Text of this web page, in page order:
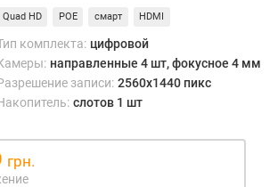
Quad HD POE смарт HDMI
комплекта: цифровой
направленные 4 шт, фокусное 4 мм
записи: 2560x1440 пикс
слотов 1 шт
грн.